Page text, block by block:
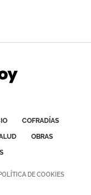
COFRADÍAS
OBRAS
POLÍTICA DE COOKIES